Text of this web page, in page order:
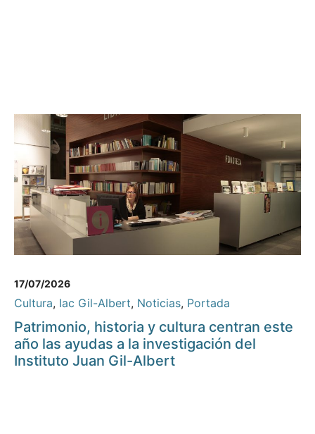
17/07/2026
Cultura, Iac Gil-Albert, Noticias, Portada
Patrimonio, historia y cultura centran este
año las ayudas a la investigación del
Instituto Juan Gil-Albert